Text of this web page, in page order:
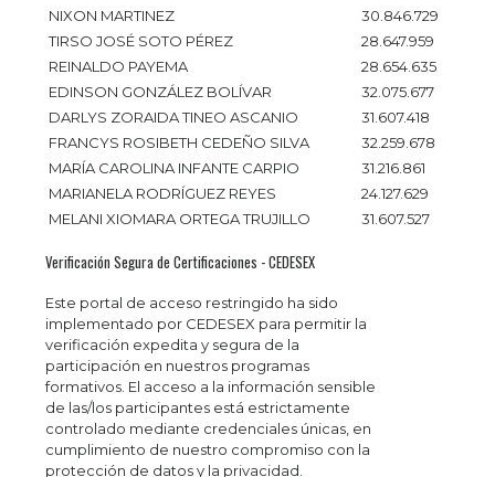
NIXON MARTINEZ
30.846.729
TIRSO JOSÉ SOTO PÉREZ
28.647.959
REINALDO PAYEMA
28.654.635
EDINSON GONZÁLEZ BOLÍVAR
32.075.677
DARLYS ZORAIDA TINEO ASCANIO
31.607.418
FRANCYS ROSIBETH CEDEÑO SILVA
32.259.678
MARÍA CAROLINA INFANTE CARPIO
31.216.861
MARIANELA RODRÍGUEZ REYES
24.127.629
MELANI XIOMARA ORTEGA TRUJILLO
31.607.527
Verificación Segura de Certificaciones - CEDESEX
Este portal de acceso restringido ha sido
implementado por CEDESEX para permitir la
verificación expedita y segura de la
participación en nuestros programas
formativos. El acceso a la información sensible
de las/los participantes está estrictamente
controlado mediante credenciales únicas, en
cumplimiento de nuestro compromiso con la
protección de datos y la privacidad.